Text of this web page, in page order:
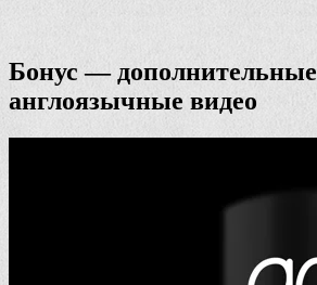
Бонус — дополнительные
англоязычные видео